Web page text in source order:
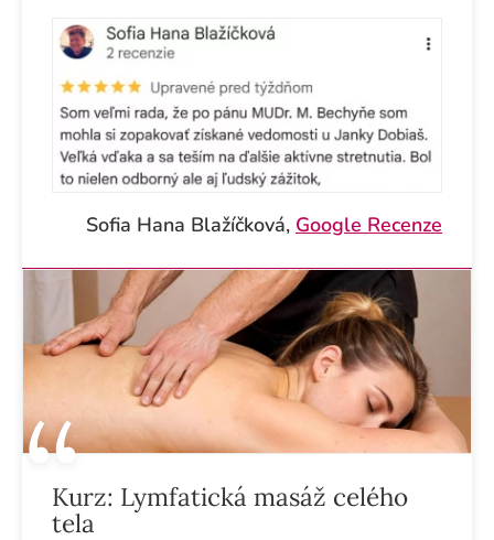
Sofia Hana Blažíčková, Google Recenze
Kurz: Lymfatická masáž celého
tela